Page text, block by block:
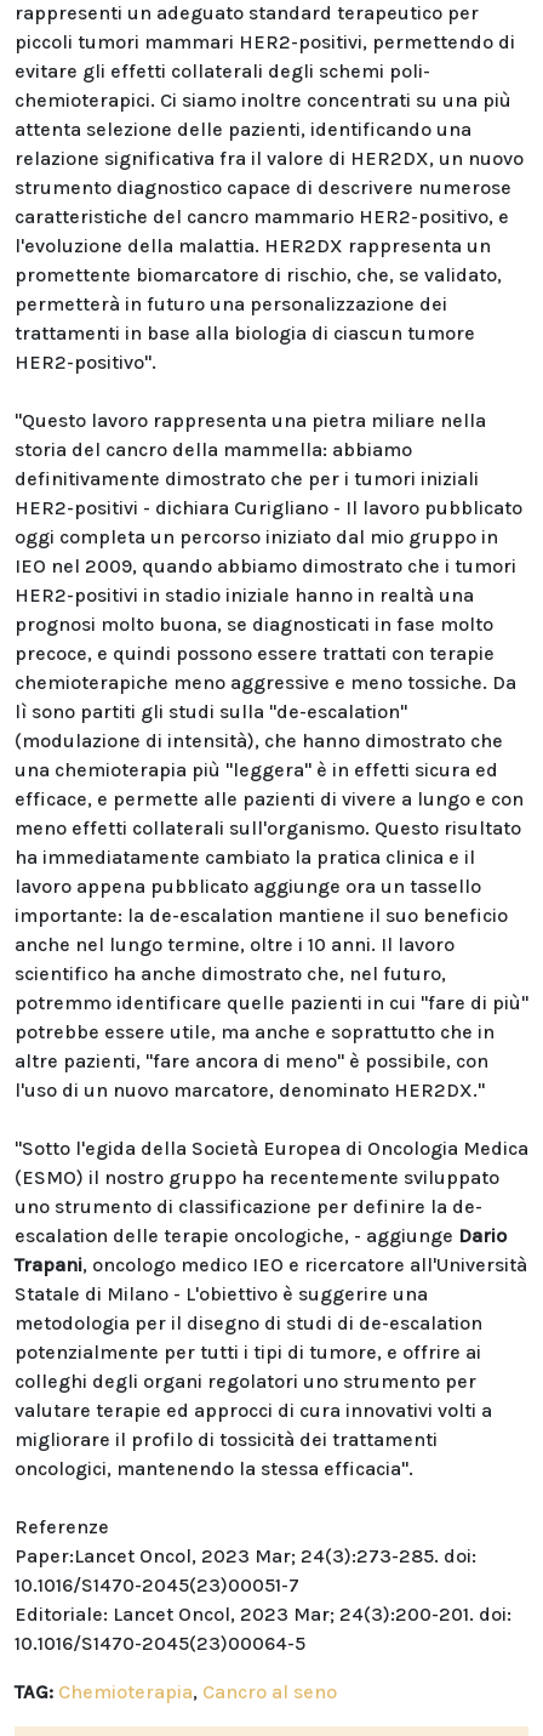
rappresenti un adeguato standard terapeutico per
piccoli tumori mammari HER2-positivi, permettendo di
evitare gli effetti collaterali degli schemi poli-
chemioterapici. Ci siamo inoltre concentrati su una più
attenta selezione delle pazienti, identificando una
relazione significativa fra il valore di HER2DX, un nuovo
strumento diagnostico capace di descrivere numerose
caratteristiche del cancro mammario HER2-positivo, e
l'evoluzione della malattia. HER2DX rappresenta un
promettente biomarcatore di rischio, che, se validato,
permetterà in futuro una personalizzazione dei
trattamenti in base alla biologia di ciascun tumore
HER2-positivo".
"Questo lavoro rappresenta una pietra miliare nella
storia del cancro della mammella: abbiamo
definitivamente dimostrato che per i tumori iniziali
HER2-positivi - dichiara Curigliano - Il lavoro pubblicato
oggi completa un percorso iniziato dal mio gruppo in
IEO nel 2009, quando abbiamo dimostrato che i tumori
HER2-positivi in stadio iniziale hanno in realtà una
prognosi molto buona, se diagnosticati in fase molto
precoce, e quindi possono essere trattati con terapie
chemioterapiche meno aggressive e meno tossiche. Da
lì sono partiti gli studi sulla "de-escalation"
(modulazione di intensità), che hanno dimostrato che
una chemioterapia più "leggera" è in effetti sicura ed
efficace, e permette alle pazienti di vivere a lungo e con
meno effetti collaterali sull'organismo. Questo risultato
ha immediatamente cambiato la pratica clinica e il
lavoro appena pubblicato aggiunge ora un tassello
importante: la de-escalation mantiene il suo beneficio
anche nel lungo termine, oltre i 10 anni. Il lavoro
scientifico ha anche dimostrato che, nel futuro,
potremmo identificare quelle pazienti in cui "fare di più"
potrebbe essere utile, ma anche e soprattutto che in
altre pazienti, "fare ancora di meno" è possibile, con
l'uso di un nuovo marcatore, denominato HER2DX."
"Sotto l'egida della Società Europea di Oncologia Medica
(ESMO) il nostro gruppo ha recentemente sviluppato
uno strumento di classificazione per definire la de-
escalation delle terapie oncologiche, - aggiunge Dario
Trapani, oncologo medico IEO e ricercatore all'Università
Statale di Milano - L'obiettivo è suggerire una
metodologia per il disegno di studi di de-escalation
potenzialmente per tutti i tipi di tumore, e offrire ai
colleghi degli organi regolatori uno strumento per
valutare terapie ed approcci di cura innovativi volti a
migliorare il profilo di tossicità dei trattamenti
oncologici, mantenendo la stessa efficacia".
Referenze
Paper:Lancet Oncol, 2023 Mar; 24(3):273-285. doi:
10.1016/S1470-2045(23)00051-7
Editoriale: Lancet Oncol, 2023 Mar; 24(3):200-201. doi:
10.1016/S1470-2045(23)00064-5
TAG: Chemioterapia, Cancro al seno